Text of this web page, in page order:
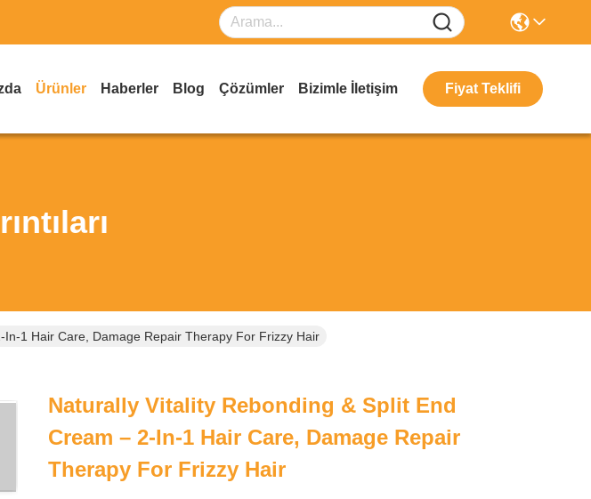
Ürünler Haberler Blog Çözümler Bizimle İletişim Fiyat Teklifi
1 Hair Care, Damage Repair Therapy For Frizzy Hair
Naturally Vitality Rebonding & Split End
Cream – 2-In-1 Hair Care, Damage Repair
Therapy For Frizzy Hair